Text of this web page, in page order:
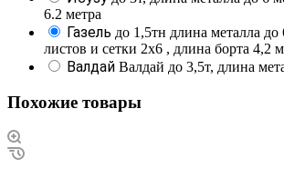
6.2 метра
Газель до 1,5тн длина металла
листов и сетки 2х6 , длина борта 4,2
Валдай Валдай до 3,5т, длина
Похожие товары